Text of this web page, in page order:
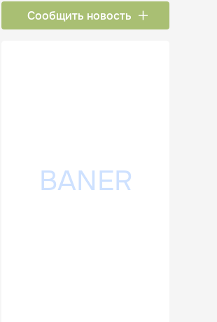
Сообщить новость